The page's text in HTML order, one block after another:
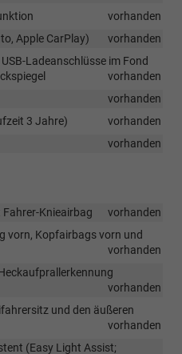
vorhanden
Apple CarPlay)
vorhanden
Ladeanschlüsse im Fond
vorhanden
vorhanden
3 Jahre)
vorhanden
vorhanden
Knieairbag
vorhanden
vorn, Kopfairbags vorn und
vorhanden
vorhanden
und den äußeren
vorhanden
(Easy Light Assist;